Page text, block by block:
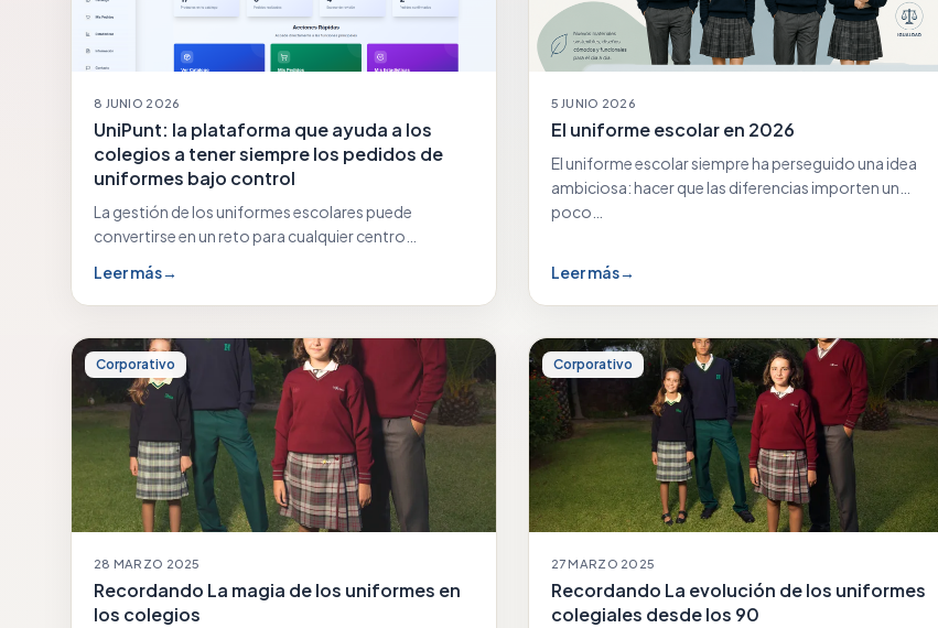
8 JUNIO 2026
UniPunt: la plataforma que ayuda a los
colegios a tener siempre los pedidos de
uniformes bajo control
La gestión de los uniformes escolares puede
convertirse en un reto para cualquier centro
Leer más→
5 JUNIO 2026
El uniforme escolar en 2026
El uniforme escolar siempre ha perseguido una idea
ambiciosa: hacer que las diferencias importen un
poco…
Leer más→
Corporativo
28 MARZO 2025
Recordando La magia de los uniformes en
los colegios
Corporativo
27 MARZO 2025
Recordando La evolución de los uniformes
colegiales desde los 90